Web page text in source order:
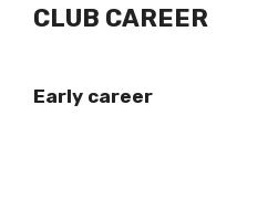
CLUB CAREER
Early career